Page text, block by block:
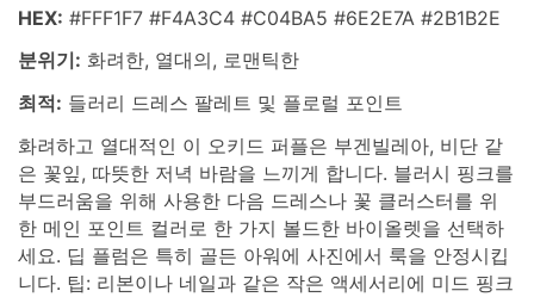
HEX: #FFF1F7 #F4A3C4 #C04BA5 #6E2E7A #2B1B2E
분위기: 화려한, 열대의, 로맨틱한
최적: 들러리 드레스 팔레트 및 플로럴 포인트
화려하고 열대적인 이 오키드 퍼플은 부겐빌레아, 비단 같
은 꽃잎, 따뜻한 저녁 바람을 느끼게 합니다. 블러시 핑크를
부드러움을 위해 사용한 다음 드레스나 꽃 클러스터를 위
한 메인 포인트 컬러로 한 가지 볼드한 바이올렛을 선택하
세요. 딥 플럼은 특히 골든 아워에 사진에서 룩을 안정시킵
니다. 팁: 리본이나 네일과 같은 작은 액세서리에 미드 핑크